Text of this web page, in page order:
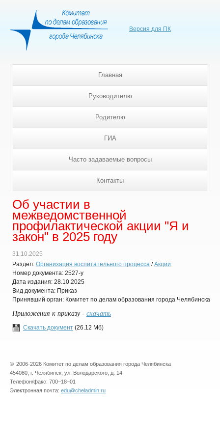
Версия для ПК
Главная
Руководителю
Родителю
ГИА
Часто задаваемые вопросы
Контакты
Об участии в
межведомственной
профилактической акции "Я и
закон" в 2025 году
31.10.2025
Раздел: Организация воспитательного процесса /Акции
Номер документа: 2527-у
Дата издания: 28.10.2025
Вид документа: Приказ
Принявший орган: Комитет по делам образования города Челябинска
Приложения к приказу - скачать
Скачать документ (26.12 Мб)
© 2006-2026 Комитет по делам образования города Челябинска
454080, г. Челябинск, ул. Володарского, д. 14
Телефон/факс: 700–18–01
Электронная почта: edu@cheladmin.ru